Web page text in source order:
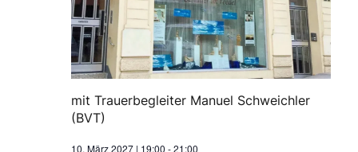
10. März 2027 | 19:00 -21:00
mit Trauerbegleiter Manuel Schweichler
(BVT)